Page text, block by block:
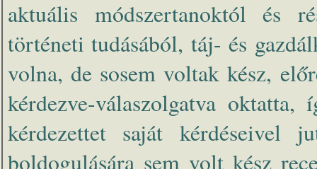
aktuális módszertanoktól és
történeti tudásából, táj- és
volna, de sosem voltak kész,
kérdezve-válaszolgatva
kérdezettet saját
boldogulására sem volt kész